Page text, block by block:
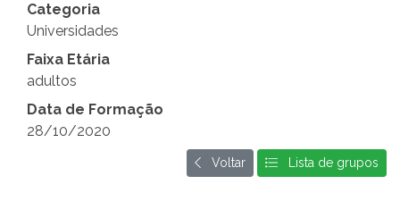
Categoria
Universidades
Faixa Etária
adultos
Data de Formação
28/10/2020
Voltar Lista de grupos